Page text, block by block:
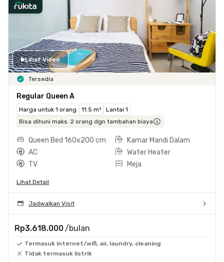
Lihat Video
Tersedia
Regular Queen A
Harga untuk 1 orang 11.5 m²
Lantai 1
Bisa dihuni maks. 2 orang dgn tambahan biaya
Queen Bed 160x200 cm
Kamar Mandi Dalam
AC
Water Heater
TV
Meja
Lihat Detail
Jadwalkan Visit
Rp3.618.000 /bulan
Termasuk internet/wifi, air, laundry, cleaning
Tidak termasuk listrik